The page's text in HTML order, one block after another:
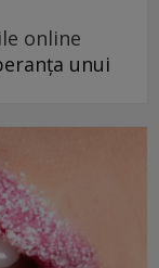
online
unui